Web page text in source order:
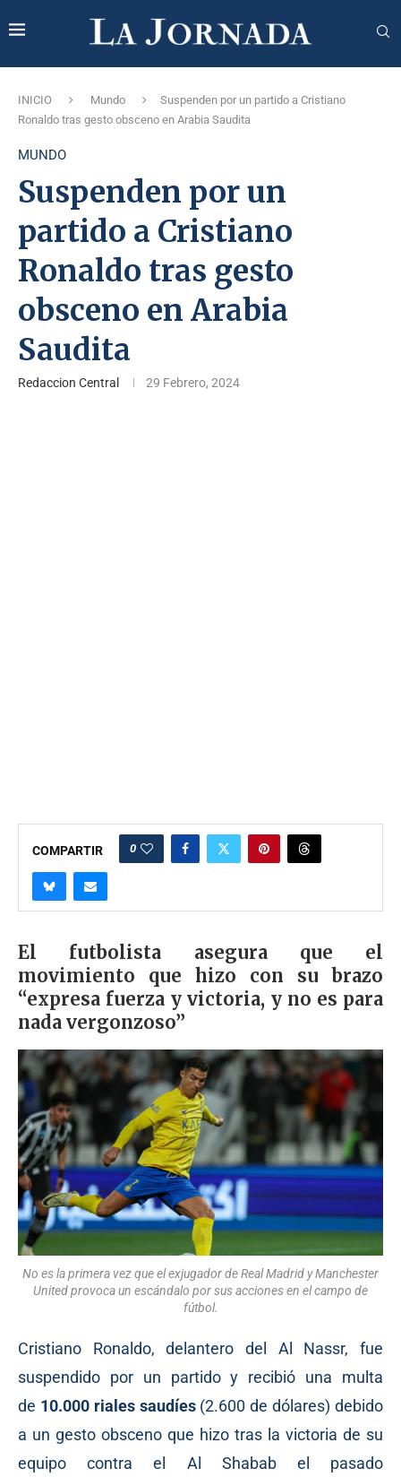
INICIO Mundo
Suspenden por un partido a Cristiano
Ronaldo tras gesto obsceno en Arabia Saudita
MUNDO
Suspenden por un
partido a Cristiano
Ronaldo tras gesto
obsceno en Arabia
Saudita
Redaccion Central 29 Febrero, 2024
COMPARTIR 0
El futbolista asegura que el
movimiento que hizo con su brazo
“expresa fuerza y victoria, y no es para
nada vergonzoso”
No es la primera vez que el exjugador de Real Madrid y Manchester
United provoca un escándalo por sus acciones en el campo de
fútbol.
Cristiano Ronaldo, delantero del Al Nassr, fue
suspendido por un partido y recibió una multa
de 10.000 riales saudíes(2.600 de dólares) debido
a un gesto obsceno que hizo tras la victoria de su
equipo contra el Al Shabab el pasado